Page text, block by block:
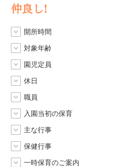
仲良し!
開所時間
対象年齢
園児定員
休日
職員
入園当初の保育
主な行事
保健行事
一時保育のご案内